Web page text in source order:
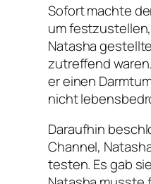
Sofort machte
um
Natasha
zutreffend
er einen
nicht
Daraufhin
Channel,
testen. Es gab